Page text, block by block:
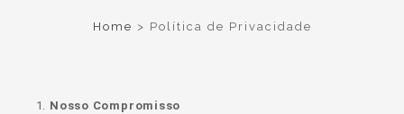
Home > Política de Privacidade
Nosso Compromisso